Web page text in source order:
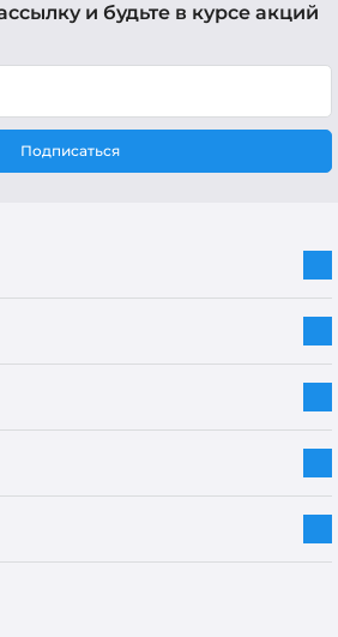
и будьте в курсе акций
Подписаться